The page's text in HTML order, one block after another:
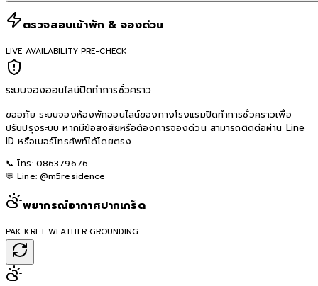
ตรวจสอบเข้าพัก & จองด่วน
LIVE AVAILABILITY PRE-CHECK
ระบบจองออนไลน์ปิดทำการชั่วคราว
ขออภัย ระบบจองห้องพักออนไลน์ของทางโรงแรมปิดทำการชั่วคราวเพื่อ
ปรับปรุงระบบ หากมีข้อสงสัยหรือต้องการจองด่วน สามารถติดต่อผ่าน Line
ID หรือเบอร์โทรศัพท์ได้โดยตรง
📞 โทร: 086379676
💬 Line: @m5residence
พยากรณ์อากาศปากเกร็ด
PAK KRET WEATHER GROUNDING